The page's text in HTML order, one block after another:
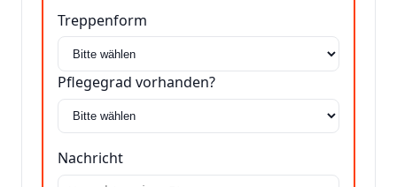
Treppenform
Pflegegrad vorhanden?
Nachricht